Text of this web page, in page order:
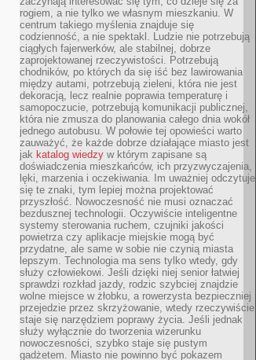
rogiem, a nie tylko we własnym mieszkaniu. W
centrum takiego myślenia znajduje się
codzienność, a nie spektakl. Ludzie nie potrzebują
ciągłych fajerwerków, ale stabilnej, dobrze
zaprojektowanej rzeczywistości. Potrzebują
chodników, po których da się iść bez lawirowania
między autami, potrzebują zieleni, która nie jest
dekoracją, lecz realnie poprawia temperaturę i
samopoczucie, potrzebują komunikacji publicznej,
która nie zmusza do planowania całego dnia wokół
jednego autobusu. W połowie tej opowieści warto
zauważyć, że każde dobrze działające miasto jest
jak katalog wiedzy w którym zapisane są
doświadczenia mieszkańców, ich przyzwyczajenia,
lęki, marzenia i oczekiwania. Im uważniej odczytuje
się te znaki, tym lepiej można projektować
przyszłość. Nowoczesność nie musi oznaczać
bezdusznej technologii. Oczywiście inteligentne
systemy sterowania ruchem, czujniki jakości
powietrza czy aplikacje miejskie mogą być
przydatne, ale same w sobie nie czynią miasta
lepszym. Technologia ma sens tylko wtedy, gdy
służy człowiekowi. Jeśli dzięki niej senior łatwiej
sprawdzi rozkład jazdy, rodzic szybciej znajdzie
wolne miejsce w żłobku, a rowerzysta bezpieczniej
przejedzie przez skrzyżowanie, wtedy rzeczywiście
staje się narzędziem poprawy życia. Jeśli jednak
służy wyłącznie do tworzenia wizerunku
nowoczesności, szybko staje się pustym
gadżetem. Miasto nie powinno być pokazem